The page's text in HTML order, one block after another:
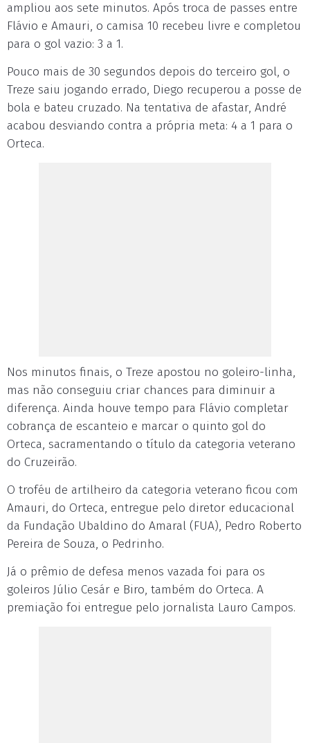
ampliou aos sete minutos. Após troca de passes entre
Flávio e Amauri, o camisa 10 recebeu livre e completou
para o gol vazio: 3 a 1.
Pouco mais de 30 segundos depois do terceiro gol, o
Treze saiu jogando errado, Diego recuperou a posse de
bola e bateu cruzado. Na tentativa de afastar, André
acabou desviando contra a própria meta: 4 a 1 para o
Orteca.
Nos minutos finais, o Treze apostou no goleiro-linha,
mas não conseguiu criar chances para diminuir a
diferença. Ainda houve tempo para Flávio completar
cobrança de escanteio e marcar o quinto gol do
Orteca, sacramentando o título da categoria veterano
do Cruzeirão.
O troféu de artilheiro da categoria veterano ficou com
Amauri, do Orteca, entregue pelo diretor educacional
da Fundação Ubaldino do Amaral (FUA), Pedro Roberto
Pereira de Souza, o Pedrinho.
Já o prêmio de defesa menos vazada foi para os
goleiros Júlio Cesár e Biro, também do Orteca. A
premiação foi entregue pelo jornalista Lauro Campos.